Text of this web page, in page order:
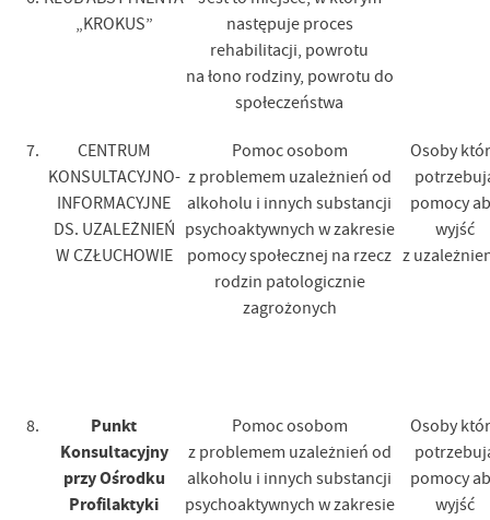
„KROKUS”
następuje proces
rehabilitacji, powrotu
na łono rodziny, powrotu do
społeczeństwa
7.
CENTRUM
KONSULTACYJNO-
INFORMACYJNE
DS. UZALEŻNIEŃ
W CZŁUCHOWIE
Pomoc osobom
z problemem uzależnień od
alkoholu i innych substancji
psychoaktywnych w zakresie
pomocy społecznej na rzecz
rodzin patologicznie
zagrożonych
Osoby
pomocy
wyjść
z
8.
Punkt
Konsultacyjny
przy Ośrodku
Profilaktyki
Pomoc osobom
z problemem uzależnień od
alkoholu i innych substancji
psychoaktywnych w zakresie
Osoby
pomocy
wyjść